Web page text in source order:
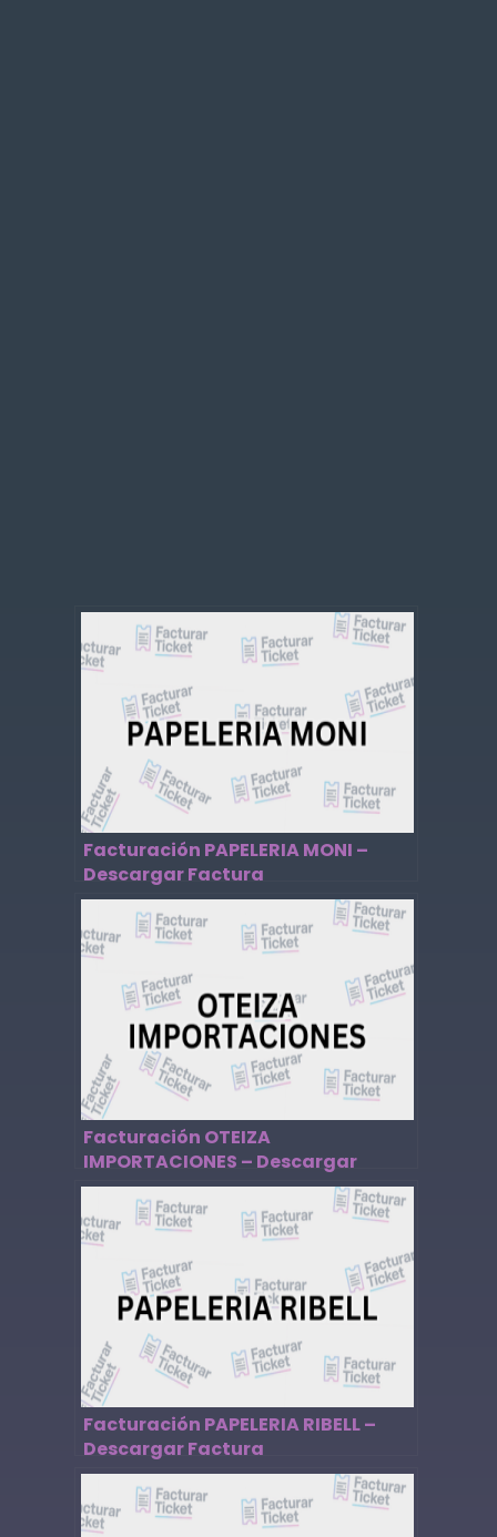
Facturación PAPELERIA MONI –
Descargar Factura
Facturación OTEIZA
IMPORTACIONES – Descargar
Factura
Facturación PAPELERIA RIBELL –
Descargar Factura